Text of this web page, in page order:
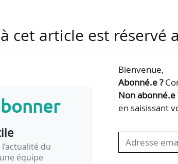
CFA - Voyageurs ;
dans le cadre de l’ouverture à la
dérogatoire garantissant l’emploi
à cet article est réservé
du
équipe
Bienvenue,
Abonné.e ?
Non abonné.e
en saisissant